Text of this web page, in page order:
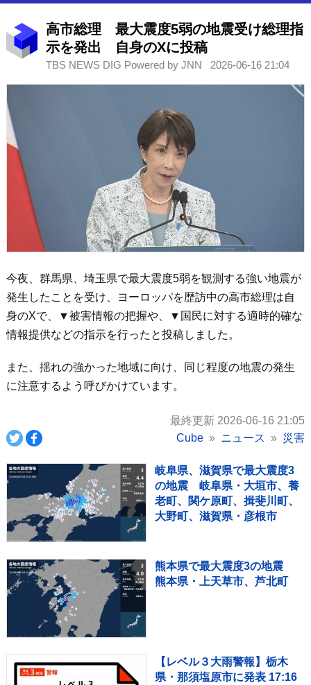
高市総理 最大震度5弱の地震受け総理指
示を発出 自身のXに投稿
TBS NEWS DIG Powered by JNN 2026-06-16 21:04
今夜、群馬県、埼玉県で最大震度5弱を観測する強い地震が
発生したことを受け、ヨーロッパを歴訪中の高市総理は自
身のXで、▼被害情報の把握や、▼国民に対する適時的確な
情報提供などの指示を行ったと投稿しました。
また、揺れの強かった地域に向け、同じ程度の地震の発生
に注意するよう呼びかけています。
最終更新 2026-06-16 21:05
Cube
ニュース 災害
岐阜県、滋賀県で最大震度3
の地震 岐阜県・大垣市、養
老町、関ケ原町、揖斐川町、
大野町、滋賀県・彦根市
熊本県で最大震度3の地震
熊本県・上天草市、芦北町
【レベル３大雨警報】栃木
県・那須塩原市に発表 17:16